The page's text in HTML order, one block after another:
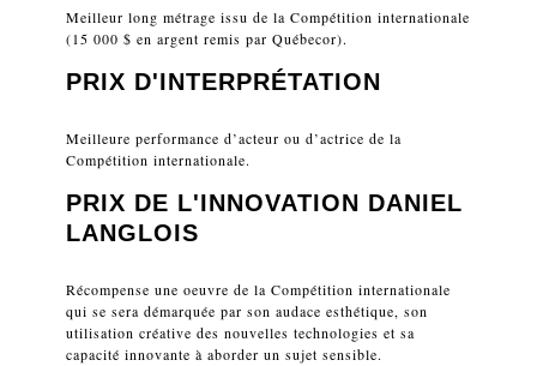
Meilleur long métrage issu de la Compétition internationale
(15 000 $ en argent remis par Québecor).
PRIX D'INTERPRÉTATION
Meilleure performance d’acteur ou d’actrice de la
Compétition internationale.
PRIX DE L'INNOVATION DANIEL
LANGLOIS
Récompense une oeuvre de la Compétition internationale
qui se sera démarquée par son audace esthétique, son
utilisation créative des nouvelles technologies et sa
capacité innovante à aborder un sujet sensible.